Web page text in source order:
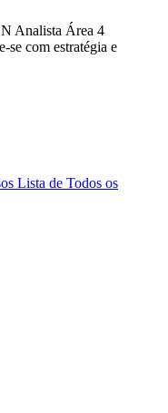
Analista Área 4
se com estratégia e
Lista de Todos os